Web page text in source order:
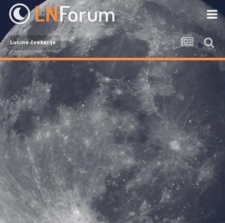
Lunine čvekarije